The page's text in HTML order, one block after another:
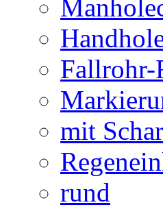
Fallrohr-
mit
rund